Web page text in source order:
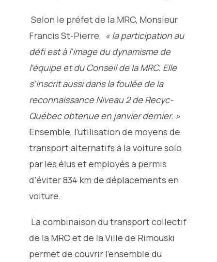
Selon le préfet de la MRC, Monsieur
Francis St-Pierre, « la participation au
défi est à l’image du dynamisme de
l’équipe et du Conseil de la MRC. Elle
s’inscrit aussi dans la foulée de la
reconnaissance Niveau 2 de Recyc-
Québec obtenue en janvier dernier. »
Ensemble, l’utilisation de moyens de
transport alternatifs à la voiture solo
par les élus et employés a permis
d’éviter 834 km de déplacements en
voiture.
La combinaison du transport collectif
de la MRC et de la Ville de Rimouski
permet de couvrir l’ensemble du